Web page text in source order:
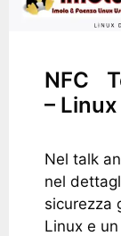
NFC
–
Nel talk
nel
sicurezza
Linux e